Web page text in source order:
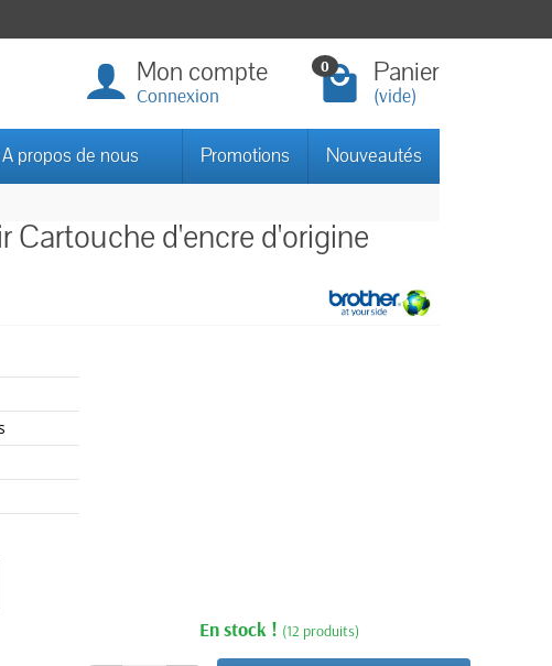
Mon compte
Connexion
0 Panier
(vide)
A propos de nous Promotions Nouveautés
Cartouche d'encre d'origine
En stock ! (12 produits)